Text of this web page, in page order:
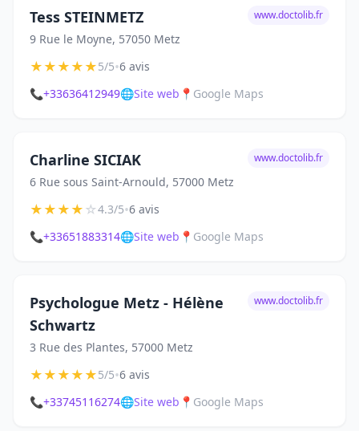
Tess STEINMETZ
9 Rue le Moyne, 57050 Metz
www.doctolib.fr
★★★★★5/5•6 avis
📞+33636412949🌐Site web 📍 Google Maps
Charline SICIAK
6 Rue sous Saint-Arnould, 57000 Metz
www.doctolib.fr
★★★★☆4.3/5•6 avis
📞+33651883314🌐Site web 📍 Google Maps
Psychologue Metz - Hélène
Schwartz
3 Rue des Plantes, 57000 Metz
www.doctolib.fr
★★★★★5/5•6 avis
📞+33745116274🌐Site web 📍 Google Maps